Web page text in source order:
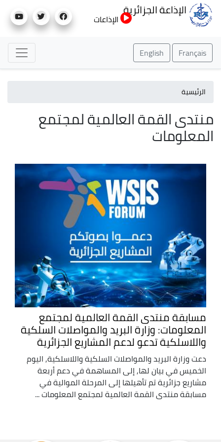
إلى
الإذاعة الجزائرية
الإذاعات
Français
English
الرئيسية
منتدى القمة العالمية لمجتمع
المعلومات
مسابقة منتدى القمة العالمية لمجتمع
المعلومات: وزارة البريد والمواصلات السلكية
واللاسلكية تدعو لدعم المشاريع الجزائرية
دعت وزارة البريد والمواصلات السلكية واللاسلكية, اليوم
الخميس في بيان لها, إلى المساهمة في دعم أربعة
مشاريع جزائرية تم تأهيلها إلى المرحلة الموالية في
مسابقة منتدى القمة العالمية لمجتمع المعلومات ...